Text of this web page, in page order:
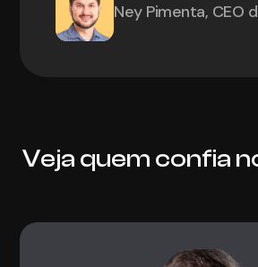
Ney Pimenta, CEO
Veja quem confia